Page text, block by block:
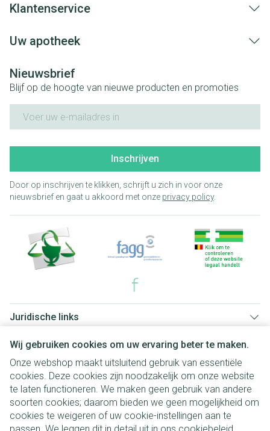
Wij gebruiken cookies om uw ervaring beter te maken.
Onze webshop maakt uitsluitend gebruik van essentiële
cookies. Deze cookies zijn noodzakelijk om onze website
te laten functioneren. We maken geen gebruik van andere
soorten cookies; daarom bieden we geen mogelijkheid om
cookies te weigeren of uw cookie-instellingen aan te
Klantenservice
Uw apotheek
Nieuwsbrief
Blijf op de hoogte van nieuwe producten en promoties
Inschrijven
Door op inschrijven te klikken, schrijft u zich in voor onze
nieuwsbrief en gaat u akkoord met onze privacy policy.
Juridische links